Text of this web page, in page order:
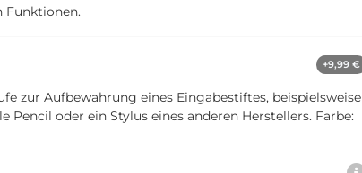
Funktionen.
+9,99 €
zur Aufbewahrung eines Eingabestiftes, beispielsweise
Pencil oder ein Stylus eines anderen Herstellers. Farbe: